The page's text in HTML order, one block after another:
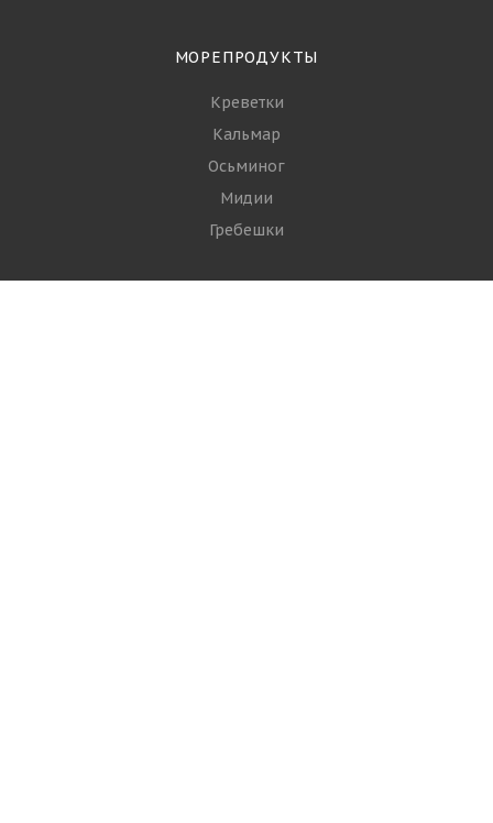
МОРЕПРОДУКТЫ
Креветки
Кальмар
Осьминог
Мидии
Гребешки